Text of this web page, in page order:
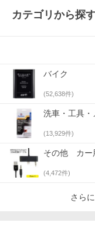
カテゴリから探
バイク
(52,638件)
洗車・工具・
(13,929件)
その他 カー
(4,472件)
さら